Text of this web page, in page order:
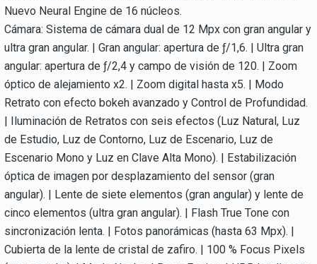
Nuevo Neural Engine de 16 núcleos.
Cámara: Sistema de cámara dual de 12 Mpx con gran angular y
ultra gran angular. | Gran angular: apertura de ƒ/1,6. | Ultra gran
angular: apertura de ƒ/2,4 y campo de visión de 120. | Zoom
óptico de alejamiento x2. | Zoom digital hasta x5. | Modo
Retrato con efecto bokeh avanzado y Control de Profundidad.
| Iluminación de Retratos con seis efectos (Luz Natural, Luz
de Estudio, Luz de Contorno, Luz de Escenario, Luz de
Escenario Mono y Luz en Clave Alta Mono). | Estabilización
óptica de imagen por desplazamiento del sensor (gran
angular). | Lente de siete elementos (gran angular) y lente de
cinco elementos (ultra gran angular). | Flash True Tone con
sincronización lenta. | Fotos panorámicas (hasta 63 Mpx). |
Cubierta de la lente de cristal de zafiro. | 100 % Focus Pixels